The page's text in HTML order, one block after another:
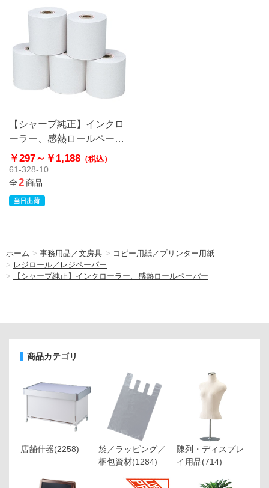
【シャープ純正】インクロ
ーラー、感熱ロールペーパ
ー
￥297～ ￥1,188 （税込）
61-328-10
全2商品
ホーム >事務用品／文房具 > コピー用紙／プリンター用紙
> レジロール／レジペーパー
>
【シャープ純正】インクローラー、感熱ロールペーパー
商品カテゴリ
店舗什器(2258)
袋／ラッピング／
梱包資材(1284)
陳列・ディスプレ
イ用品(714)